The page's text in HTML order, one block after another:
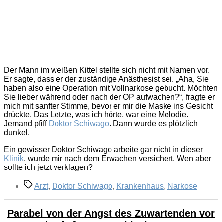
Der Mann im weißen Kittel stellte sich nicht mit Namen vor.
Er sagte, dass er der zuständige Anästhesist sei. „Aha, Sie
haben also eine Operation mit Vollnarkose gebucht. Möchten
Sie lieber während oder nach der OP aufwachen?“, fragte er
mich mit sanfter Stimme, bevor er mir die Maske ins Gesicht
drückte. Das Letzte, was ich hörte, war eine Melodie.
Jemand pfiff Doktor Schiwago. Dann wurde es plötzlich
dunkel.
Ein gewisser Doktor Schiwago arbeite gar nicht in dieser
Klinik, wurde mir nach dem Erwachen versichert. Wen aber
sollte ich jetzt verklagen?
Schlagwörter
Arzt, Doktor Schiwago, Krankenhaus, Narkose
Parabel von der Angst des Zuwartenden vor